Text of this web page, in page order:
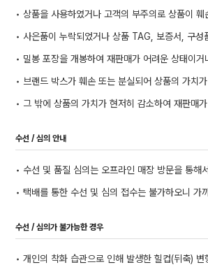
• 상품을 사용하였거나 고객의 부주의로 상품이
• 사은품이 누락되었거나 상품 TAG, 보증서, 구
• 밀봉 포장을 개봉하여 재판매가 어려운 상태이
• 브랜드 박스가 훼손 또는 분실되어 상품의 가치
• 그 밖에 상품의 가치가 현저히 감소하여 재판매
수선 / 심의 안내
• 수선 및 품질 심의는 오프라인 매장 방문을 통해
• 택배를 통한 수선 및 심의 접수는 불가하오니 가
수선 / 심의가 불가능한 경우
• 개인의 착화 습관으로 인해 발생한 힐컵(뒤축) 변